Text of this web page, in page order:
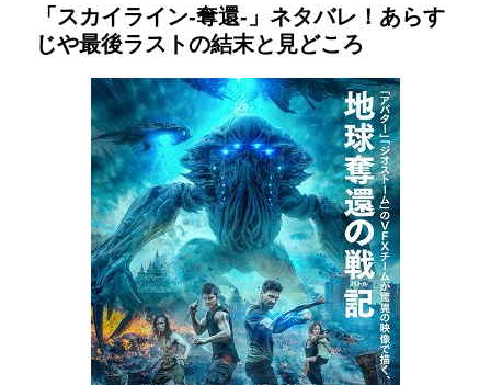
「スカイライン-奪還-」ネタバレ！あらす
じや最後ラストの結末と見どころ